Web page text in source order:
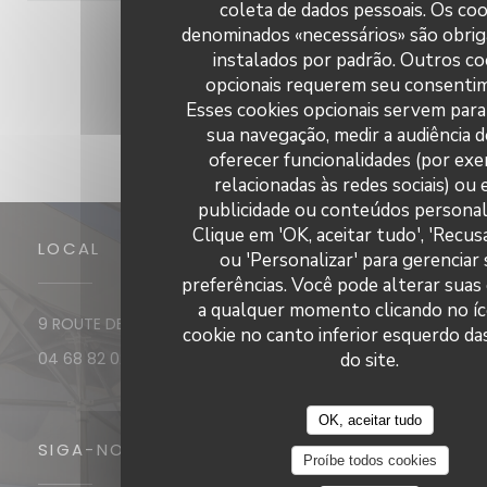
coleta de dados pessoais. Os
denominados «necessários» são
instalados por padrão. Outros
opcionais requerem seu
Esses cookies opcionais servem
sua navegação, medir a audiência
oferecer funcionalidades (por
relacionadas às redes sociais) ou
publicidade ou conteúdos
Clique em 'OK, aceitar tudo',
ou 'Personalizar' para gerenciar
preferências. Você pode alterar suas
a qualquer momento clicando no
cookie no canto inferior esquerdo
do site.
OK, aceitar tudo
Proíbe todos cookies
1 2 3
LOCAL
9 ROUTE DE PORT VENDRES 66190 Collioure ((abre numa
04 68 82 02 27
SIGA-NOS